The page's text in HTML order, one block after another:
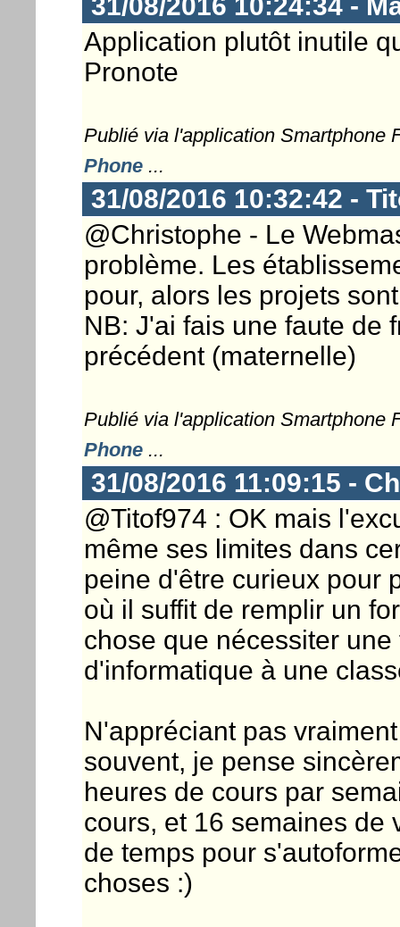
Application plutôt inutile
Pronote
Publié via l'application Smartphone
Phone...
31/08/2016 10:32:42 -
@Christophe - Le
problème. Les
pour, alors les projets
NB: J'ai fais une faute de
précédent (maternelle)
Publié via l'application Smartphone
Phone...
31/08/2016 11:09:15 -
@Titof974 : OK mais
même ses limites dans
peine d'être curieux pour
où il suffit de remplir un
chose que nécessiter
d'informatique à une
N'appréciant pas
souvent, je pense
heures de cours par
cours, et 16 semaines de
de temps pour
choses :)